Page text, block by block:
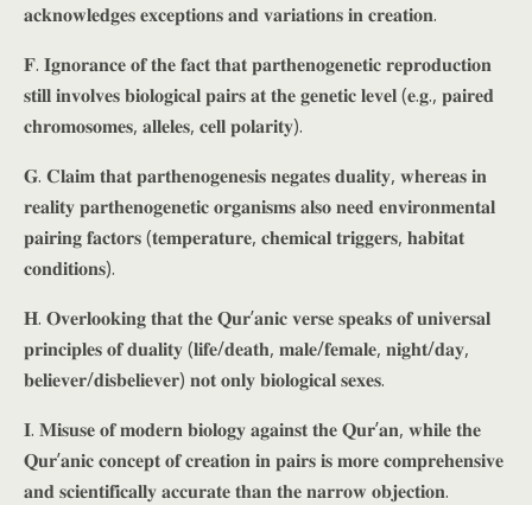
𝐚𝐜𝐤𝐧𝐨𝐰𝐥𝐞𝐝𝐠𝐞𝐬 𝐞𝐱𝐜𝐞𝐩𝐭𝐢𝐨𝐧𝐬 𝐚𝐧𝐝 𝐯𝐚𝐫𝐢𝐚𝐭𝐢𝐨𝐧𝐬 𝐢𝐧 𝐜𝐫𝐞𝐚𝐭𝐢𝐨𝐧.
𝐅. 𝐈𝐠𝐧𝐨𝐫𝐚𝐧𝐜𝐞 𝐨𝐟 𝐭𝐡𝐞 𝐟𝐚𝐜𝐭 𝐭𝐡𝐚𝐭 𝐩𝐚𝐫𝐭𝐡𝐞𝐧𝐨𝐠𝐞𝐧𝐞𝐭𝐢𝐜 𝐫𝐞𝐩𝐫𝐨𝐝𝐮𝐜𝐭𝐢𝐨𝐧
𝐬𝐭𝐢𝐥𝐥 𝐢𝐧𝐯𝐨𝐥𝐯𝐞𝐬 𝐛𝐢𝐨𝐥𝐨𝐠𝐢𝐜𝐚𝐥 𝐩𝐚𝐢𝐫𝐬 𝐚𝐭 𝐭𝐡𝐞 𝐠𝐞𝐧𝐞𝐭𝐢𝐜 𝐥𝐞𝐯𝐞𝐥 (𝐞.𝐠., 𝐩𝐚𝐢𝐫𝐞𝐝
𝐜𝐡𝐫𝐨𝐦𝐨𝐬𝐨𝐦𝐞𝐬, 𝐚𝐥𝐥𝐞𝐥𝐞𝐬, 𝐜𝐞𝐥𝐥 𝐩𝐨𝐥𝐚𝐫𝐢𝐭𝐲).
𝐆. 𝐂𝐥𝐚𝐢𝐦 𝐭𝐡𝐚𝐭 𝐩𝐚𝐫𝐭𝐡𝐞𝐧𝐨𝐠𝐞𝐧𝐞𝐬𝐢𝐬 𝐧𝐞𝐠𝐚𝐭𝐞𝐬 𝐝𝐮𝐚𝐥𝐢𝐭𝐲, 𝐰𝐡𝐞𝐫𝐞𝐚𝐬 𝐢𝐧
𝐫𝐞𝐚𝐥𝐢𝐭𝐲 𝐩𝐚𝐫𝐭𝐡𝐞𝐧𝐨𝐠𝐞𝐧𝐞𝐭𝐢𝐜 𝐨𝐫𝐠𝐚𝐧𝐢𝐬𝐦𝐬 𝐚𝐥𝐬𝐨 𝐧𝐞𝐞𝐝 𝐞𝐧𝐯𝐢𝐫𝐨𝐧𝐦𝐞𝐧𝐭𝐚𝐥
𝐩𝐚𝐢𝐫𝐢𝐧𝐠 𝐟𝐚𝐜𝐭𝐨𝐫𝐬 (𝐭𝐞𝐦𝐩𝐞𝐫𝐚𝐭𝐮𝐫𝐞, 𝐜𝐡𝐞𝐦𝐢𝐜𝐚𝐥 𝐭𝐫𝐢𝐠𝐠𝐞𝐫𝐬, 𝐡𝐚𝐛𝐢𝐭𝐚𝐭
𝐜𝐨𝐧𝐝𝐢𝐭𝐢𝐨𝐧𝐬).
𝐇. 𝐎𝐯𝐞𝐫𝐥𝐨𝐨𝐤𝐢𝐧𝐠 𝐭𝐡𝐚𝐭 𝐭𝐡𝐞 𝐐𝐮𝐫’𝐚𝐧𝐢𝐜 𝐯𝐞𝐫𝐬𝐞 𝐬𝐩𝐞𝐚𝐤𝐬 𝐨𝐟 𝐮𝐧𝐢𝐯𝐞𝐫𝐬𝐚𝐥
𝐩𝐫𝐢𝐧𝐜𝐢𝐩𝐥𝐞𝐬 𝐨𝐟 𝐝𝐮𝐚𝐥𝐢𝐭𝐲 (𝐥𝐢𝐟𝐞/𝐝𝐞𝐚𝐭𝐡, 𝐦𝐚𝐥𝐞/𝐟𝐞𝐦𝐚𝐥𝐞, 𝐧𝐢𝐠𝐡𝐭/𝐝𝐚𝐲,
𝐛𝐞𝐥𝐢𝐞𝐯𝐞𝐫/𝐝𝐢𝐬𝐛𝐞𝐥𝐢𝐞𝐯𝐞𝐫) 𝐧𝐨𝐭 𝐨𝐧𝐥𝐲 𝐛𝐢𝐨𝐥𝐨𝐠𝐢𝐜𝐚𝐥 𝐬𝐞𝐱𝐞𝐬.
𝐈. 𝐌𝐢𝐬𝐮𝐬𝐞 𝐨𝐟 𝐦𝐨𝐝𝐞𝐫𝐧 𝐛𝐢𝐨𝐥𝐨𝐠𝐲 𝐚𝐠𝐚𝐢𝐧𝐬𝐭 𝐭𝐡𝐞 𝐐𝐮𝐫’𝐚𝐧, 𝐰𝐡𝐢𝐥𝐞 𝐭𝐡𝐞
𝐐𝐮𝐫’𝐚𝐧𝐢𝐜 𝐜𝐨𝐧𝐜𝐞𝐩𝐭 𝐨𝐟 𝐜𝐫𝐞𝐚𝐭𝐢𝐨𝐧 𝐢𝐧 𝐩𝐚𝐢𝐫𝐬 𝐢𝐬 𝐦𝐨𝐫𝐞 𝐜𝐨𝐦𝐩𝐫𝐞𝐡𝐞𝐧𝐬𝐢𝐯𝐞
𝐚𝐧𝐝 𝐬𝐜𝐢𝐞𝐧𝐭𝐢𝐟𝐢𝐜𝐚𝐥𝐥𝐲 𝐚𝐜𝐜𝐮𝐫𝐚𝐭𝐞 𝐭𝐡𝐚𝐧 𝐭𝐡𝐞 𝐧𝐚𝐫𝐫𝐨𝐰 𝐨𝐛𝐣𝐞𝐜𝐭𝐢𝐨𝐧.